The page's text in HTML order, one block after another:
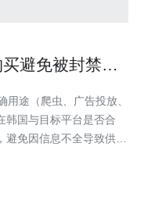
避免被封禁与
途（爬虫、广告投放、
韩国与目标平台是否合
免因信息不全导致供应
询目标平台合规条款。